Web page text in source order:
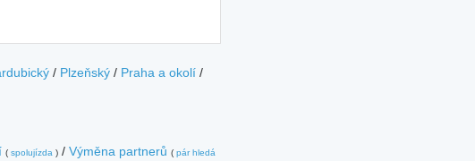
/ Plzeňský / Praha a okolí /
( spolujízda ) / Výměna partnerů ( pár hledá